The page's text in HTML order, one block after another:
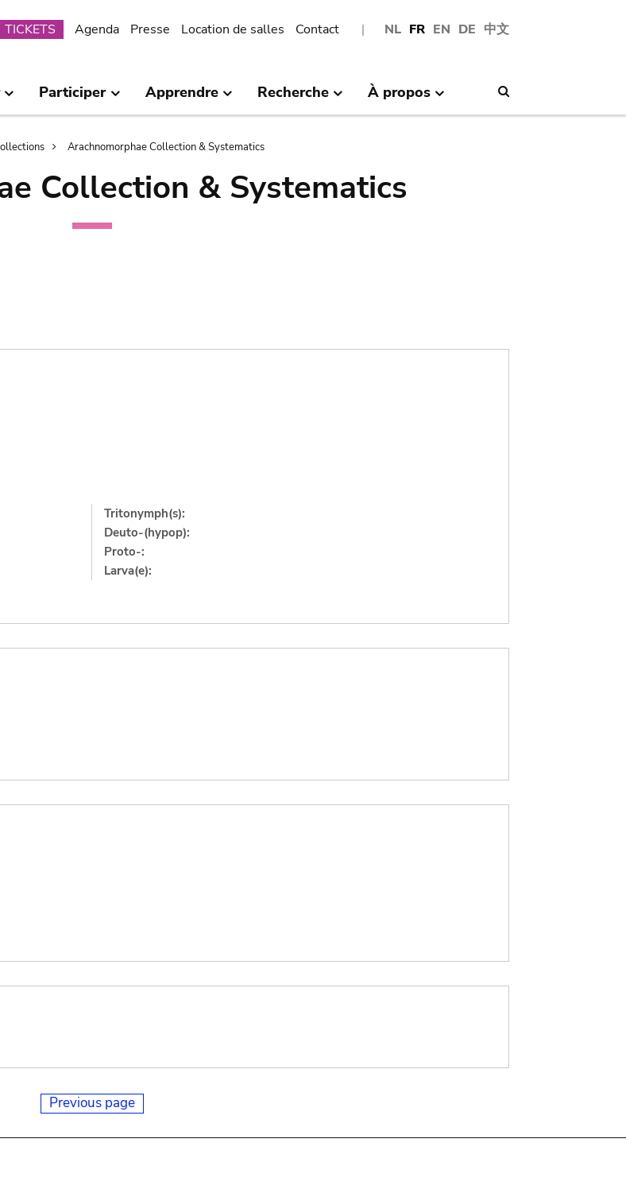
NL FR EN DE 中文
TICKETS Agenda Presse Location de salles Contact
Participer Apprendre Recherche À propos
Arachnomorphae Collection & Systematics
Collection & Systematics
Tritonymph(s):
Deuto-(hypop):
Proto-:
Larva(e):
Previous page